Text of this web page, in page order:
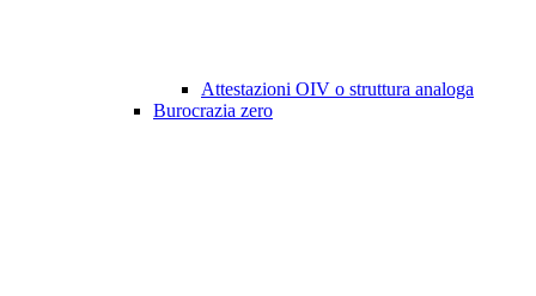
Attestazioni OIV o struttura analoga
Burocrazia zero